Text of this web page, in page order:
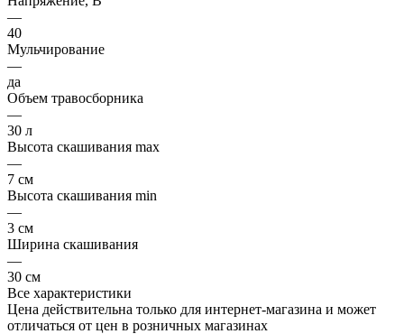
—
40
Мульчирование
—
да
Объем травосборника
—
30 л
Высота скашивания max
—
7 см
Высота скашивания min
—
3 см
Ширина скашивания
—
30 см
Все характеристики
Цена действительна только для интернет-магазина и может
отличаться от цен в розничных магазинах